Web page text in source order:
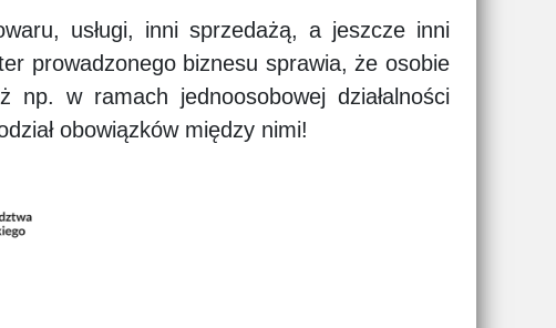
usługi, inni sprzedażą, a jeszcze inni
prowadzonego biznesu sprawia, że osobie
np. w ramach jednoosobowej działalności
obowiązków między nimi!